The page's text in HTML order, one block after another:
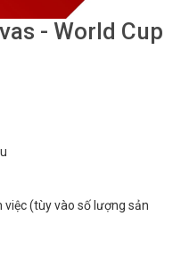
- World Cup
(tùy vào số lượng sản